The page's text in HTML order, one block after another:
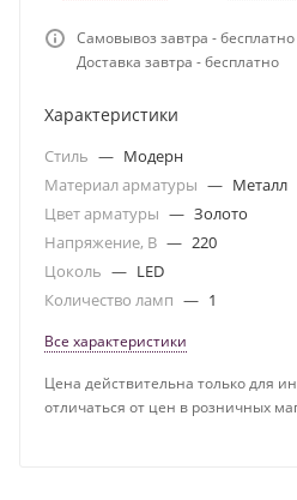
Самовывоз завтра - бесплатно
Доставка завтра - бесплатно
Характеристики
Стиль — Модерн
Материал арматуры — Металл
Цвет арматуры — Золото
Напряжение, В — 220
Цоколь — LED
Количество ламп — 1
Все характеристики
Цена действительна только для
отличаться от цен в розничных